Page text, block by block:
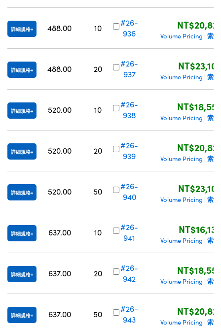
詳細規格 488.00 10
#26-
936
Volume Pricing | 索
詳細規格 488.00 20
#26-
937
Volume Pricing | 索
詳細規格 520.00 10
#26-
938
Volume Pricing | 索
詳細規格 520.00 20
#26-
939
Volume Pricing | 索
詳細規格 520.00 50
#26-
940
Volume Pricing | 索
詳細規格 637.00 10
#26-
941
NT$16,135
Volume Pricing | 索
詳細規格 637.00 20
#26-
942
Volume Pricing | 索
詳細規格 637.00 50
#26-
943
Volume Pricing | 索